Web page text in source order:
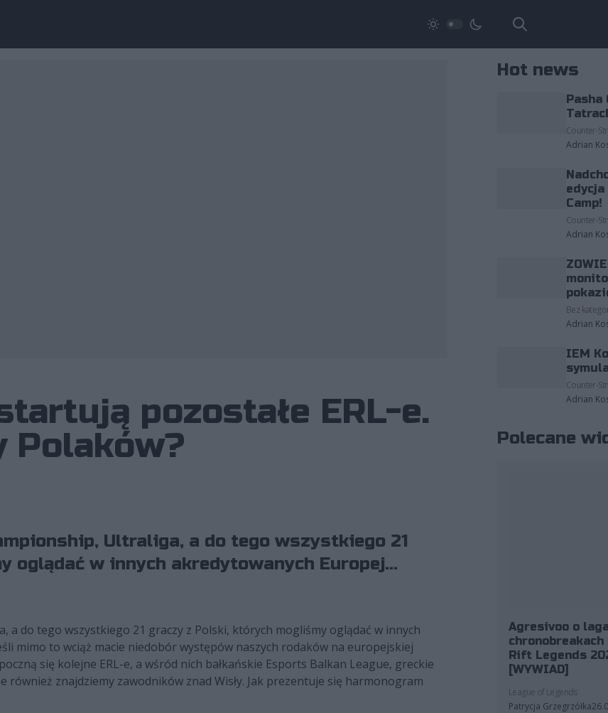
pozostałe ERL-e.
Polaków?
Ultraliga, a do tego wszystkiego 21
oglądać w innych akredytowanych Europej...
a do tego wszystkiego 21 graczy z Polski, których mogliśmy oglądać w innych
mimo to wciąż macie niedobór występów naszych rodaków na europejskiej
się kolejne ERL-e, a wśród nich bałkańskie Esports Balkan League, greckie
również znajdziemy zawodników znad Wisły. Jak prezentuje się harmonogram
Hot news
Pasha
Counter-
Adrian
edycja
Camp!
Counter-
Adrian
Bez
Adrian
IEM
Counter-
Adrian
Polecane
Agresivoo o
Rift Legends
[WYWIAD]
League of Legends
Patrycja Grzegrzółka